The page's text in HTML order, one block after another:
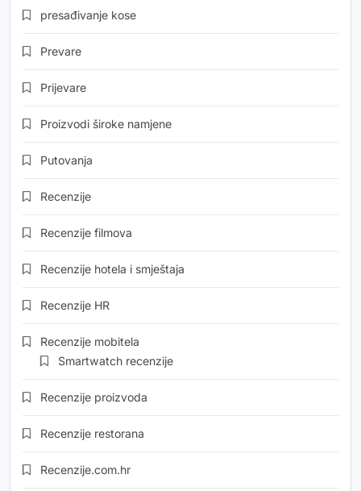
presađivanje kose
Prevare
Prijevare
Proizvodi široke namjene
Putovanja
Recenzije
Recenzije filmova
Recenzije hotela i smještaja
Recenzije HR
Recenzije mobitela
Smartwatch recenzije
Recenzije proizvoda
Recenzije restorana
Recenzije.com.hr